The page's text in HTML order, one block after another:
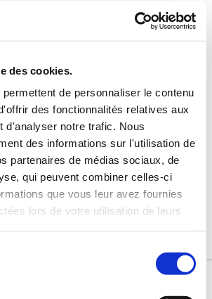
des cookies.
de personnaliser le contenu
des fonctionnalités relatives aux
d'analyser notre trafic. Nous
des informations sur l'utilisation de
partenaires de médias sociaux, de
qui peuvent combiner celles-ci
que vous leur avez fournies
lors de votre utilisation de leurs
au sein de notre école dans le
Promojeunes de préparation
puis aux formations de
finale, ont montré leur savoir-
48e édition sont :
Martin (Ille-et-Vilaine) et
(Île de France).
qu’à tous les participants
travail et leur investissement.
un bel avenir.
actualité
l’actualité de l’école